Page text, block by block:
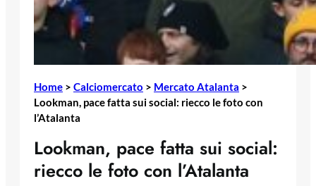
Home > Calciomercato > Mercato Atalanta >
Lookman, pace fatta sui social: riecco le foto con
l’Atalanta
Lookman, pace fatta sui social:
riecco le foto con l’Atalanta